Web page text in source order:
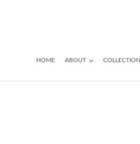
HOME ABOUT COLLECTION